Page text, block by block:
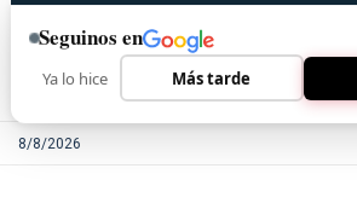
8/8/2026
Seguinos en
Ya lo hice Más tarde